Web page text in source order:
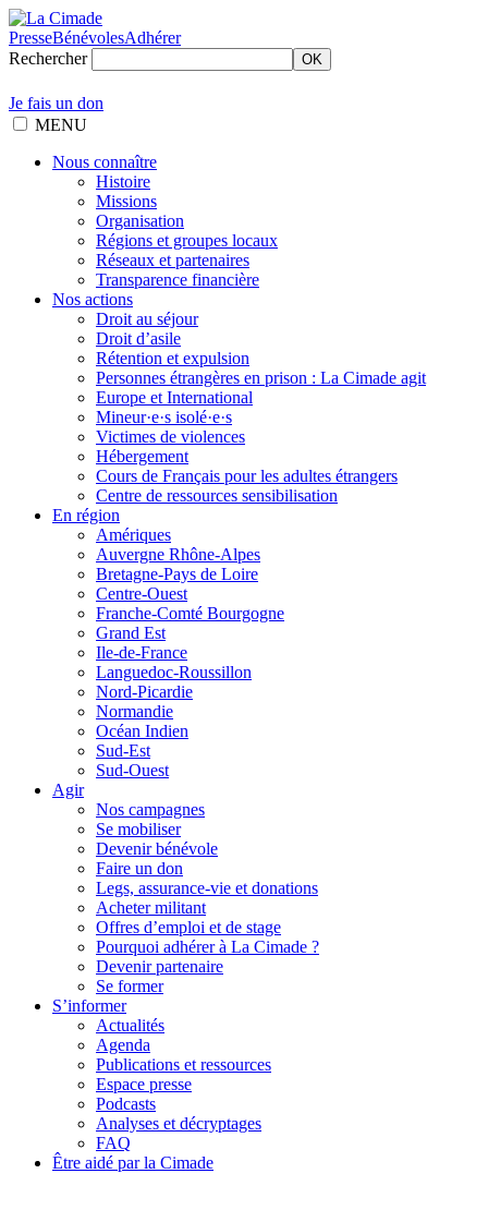
PresseBénévolesAdhérer
Rechercher
OK
Je fais un don
MENU
Nous connaître
Histoire
Missions
Organisation
Régions et groupes locaux
Réseaux et partenaires
Transparence financière
Nos actions
Droit au séjour
Droit d’asile
Rétention et expulsion
Personnes étrangères en prison : La Cimade agit
Europe et International
Mineur·e·s isolé·e·s
Victimes de violences
Hébergement
Cours de Français pour les adultes étrangers
Centre de ressources sensibilisation
En région
Amériques
Auvergne Rhône-Alpes
Bretagne-Pays de Loire
Centre-Ouest
Franche-Comté Bourgogne
Grand Est
Ile-de-France
Languedoc-Roussillon
Nord-Picardie
Normandie
Océan Indien
Sud-Est
Sud-Ouest
Agir
Nos campagnes
Se mobiliser
Devenir bénévole
Faire un don
Legs, assurance-vie et donations
Acheter militant
Offres d’emploi et de stage
Pourquoi adhérer à La Cimade ?
Devenir partenaire
Se former
S’informer
Actualités
Agenda
Publications et ressources
Espace presse
Podcasts
Analyses et décryptages
FAQ
Être aidé par la Cimade